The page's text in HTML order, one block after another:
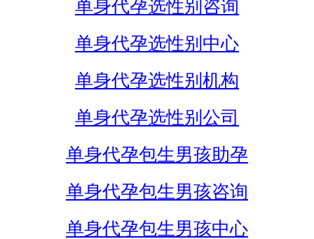
单身代孕选性别咨询
单身代孕选性别中心
单身代孕选性别机构
单身代孕选性别公司
单身代孕包生男孩助孕
单身代孕包生男孩咨询
单身代孕包生男孩中心